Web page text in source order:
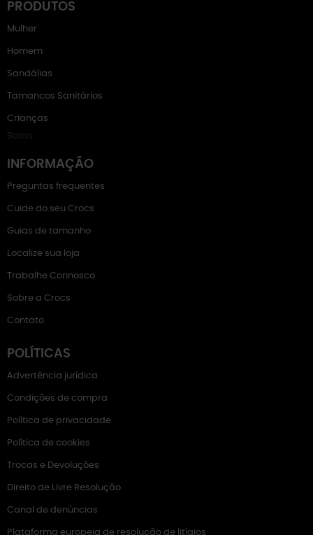
PRODUTOS
Mulher
Homem
Sandálias
Tamancos Sanitários
Crianças
Botas
INFORMAÇÃO
Preguntas frequentes
Cuide do seu Crocs
Guias de tamanho
Localize sua loja
Trabalhe Connosco
Sobre a Crocs
Contato
POLÍTICAS
Advertência jurídica
Condições de compra
Política de privacidade
Política de cookies
Trocas e Devoluções
Direito de Livre Resolução
Canal de denúncias
Plataforma europeia de resolução de litígios